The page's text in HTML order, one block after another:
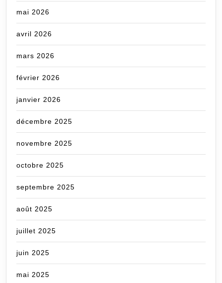
mai 2026
avril 2026
mars 2026
février 2026
janvier 2026
décembre 2025
novembre 2025
octobre 2025
septembre 2025
août 2025
juillet 2025
juin 2025
mai 2025